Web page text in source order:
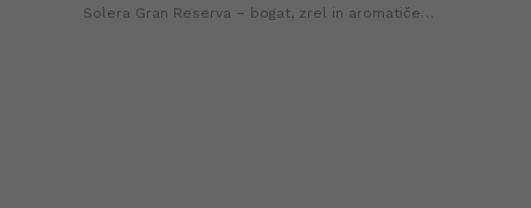
Solera Gran Reserva – bogat, zrel in aromatičen